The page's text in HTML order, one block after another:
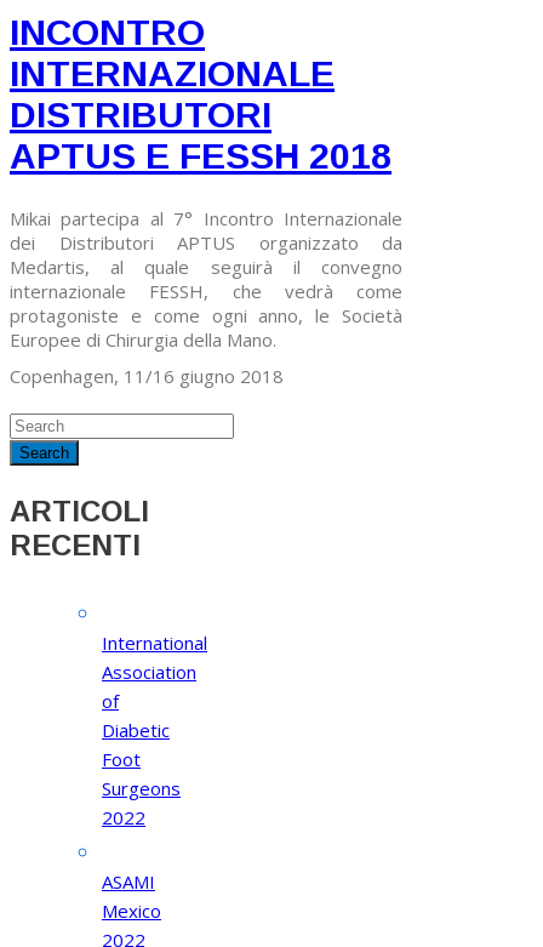
INCONTRO
INTERNAZIONALE
DISTRIBUTORI
APTUS E FESSH 2018
Mikai partecipa al 7° Incontro Internazionale
dei Distributori APTUS organizzato da
Medartis, al quale seguirà il convegno
internazionale FESSH, che vedrà come
protagoniste e come ogni anno, le Società
Europee di Chirurgia della Mano.
Copenhagen, 11/16 giugno 2018
ARTICOLI
RECENTI
International
Association
of
Diabetic
Foot
Surgeons
2022
ASAMI
Mexico
2022